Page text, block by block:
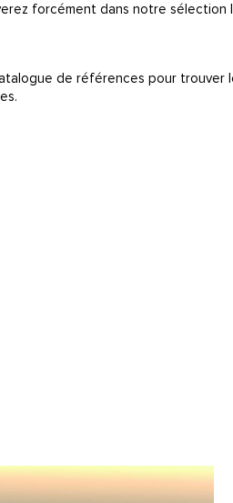
forcément dans notre sélection
de références pour trouver